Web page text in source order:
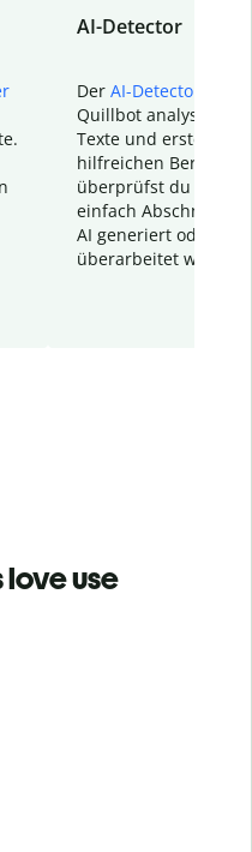
AI-Detector
Der AI-Detector
Quillbot analysiert
Texte und erstellt
hilfreichen Bericht.
überprüfst du
einfach Abschnitte,
AI generiert oder
überarbeitet wurden.
love use